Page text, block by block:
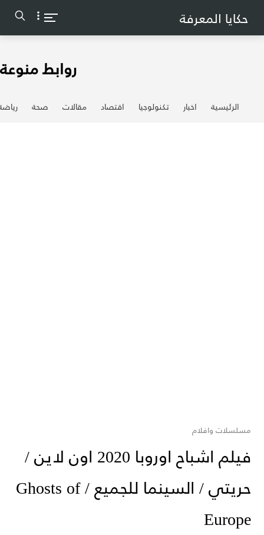
حكايا المعرفة
روابط منوعة
الرئيسية اخبار تكنولوجيا اقتصاد مقالات صحة
مسلسلات وافلام
فيلم اشباح اوروبا 2020 اون لاين /
حريتي / السينما للجميع / Ghosts of
Europe